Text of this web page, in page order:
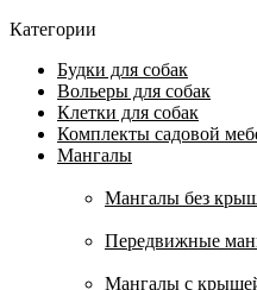
Категории
Будки для собак
Вольеры для собак
Клетки для собак
Комплекты садовой
Мангалы
Мангалы без
Передвижные
Мангалы с